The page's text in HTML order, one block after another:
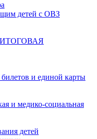
детей с ОВЗ
и единой карты
и медико-социальная
детей